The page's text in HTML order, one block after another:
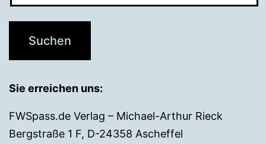
Sie erreichen uns:
FWSpass.de Verlag – Michael-Arthur Rieck
Bergstraße 1 F, D-24358 Ascheffel